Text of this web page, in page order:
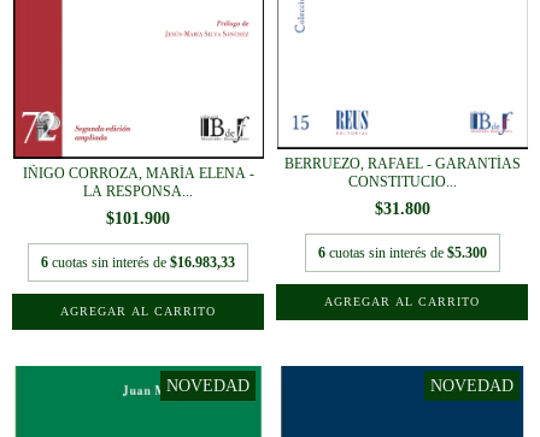
IÑIGO CORROZA, MARÍA ELENA -
LA RESPONSA...
$101.900
6 cuotas sin interés de $16.983,33
BERRUEZO, RAFAEL - GARANTÍAS
CONSTITUCIO...
$31.800
6 cuotas sin interés de $5.300